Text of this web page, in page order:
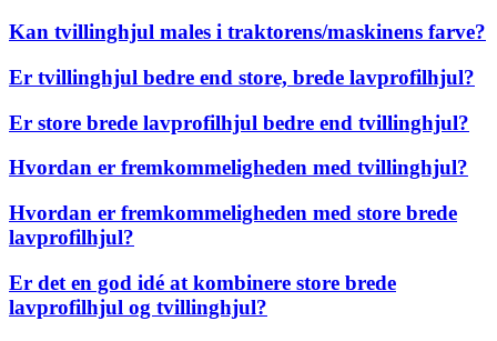
Kan tvillinghjul males i traktorens/maskinens farve?
Er tvillinghjul bedre end store, brede lavprofilhjul?
Er store brede lavprofilhjul bedre end tvillinghjul?
Hvordan er fremkommeligheden med tvillinghjul?
Hvordan er fremkommeligheden med store brede
lavprofilhjul?
Er det en god idé at kombinere store brede
lavprofilhjul og tvillinghjul?